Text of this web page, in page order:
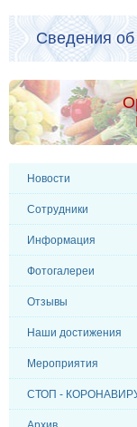
Сведения об
Новости
Сотрудники
Информация
Фотогалереи
Отзывы
Наши достижения
Мероприятия
СТОП -